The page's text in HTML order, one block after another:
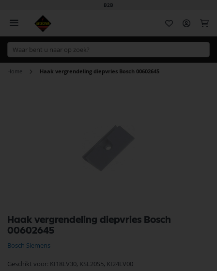
B2B
Home Haak vergrendeling diepvries Bosch 00602645
Haak vergrendeling diepvries Bosch
00602645
Bosch Siemens
Geschikt voor: KI18LV30, KSL20S5, KI24LV00
naar
het
van
afbeeldingen-